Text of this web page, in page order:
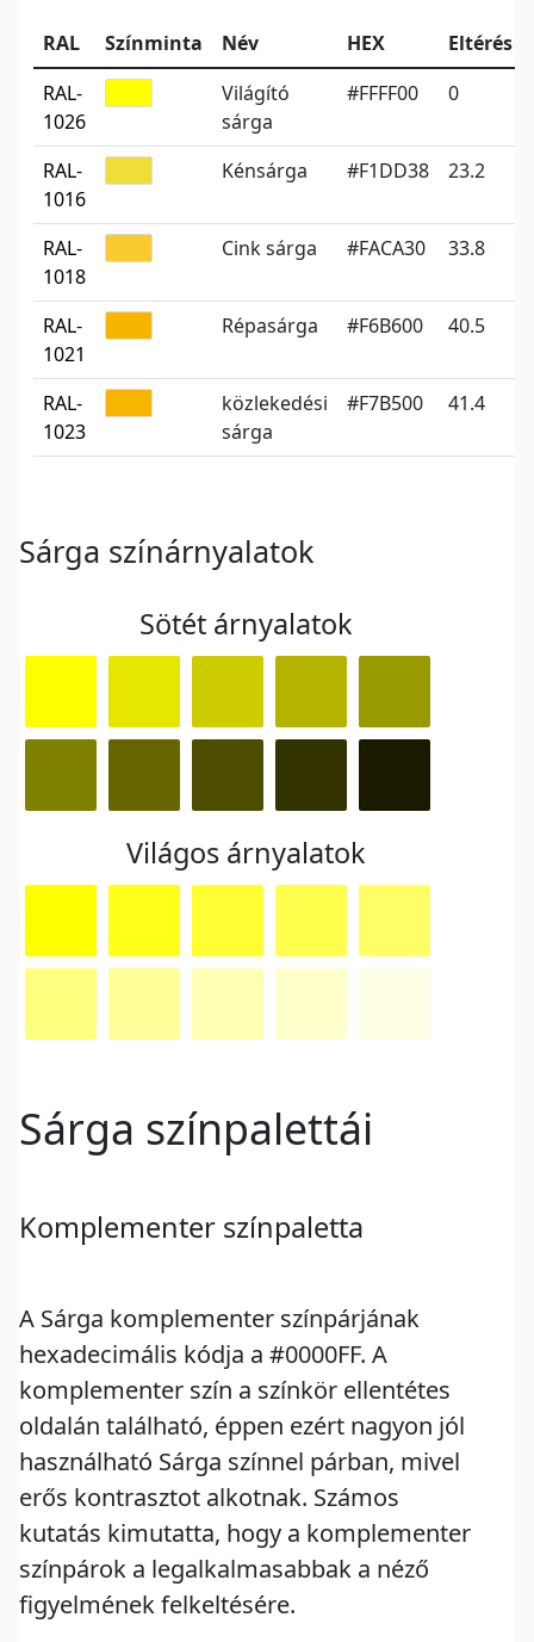
RAL Színminta Név HEX
Eltérés
RAL-
1026
Világító
sárga
#FFFF00 0
RAL-
1016
Kénsárga #F1DD38 23.2
RAL-
1018
Cink sárga #FACA30 33.8
RAL-
1021
Répasárga #F6B600 40.5
RAL-
1023
közlekedési
sárga
#F7B500 41.4
Sárga színárnyalatok
Sötét árnyalatok
Világos árnyalatok
Sárga színpalettái
Komplementer színpaletta
A Sárga komplementer színpárjának
hexadecimális kódja a #0000FF. A
komplementer szín a színkör ellentétes
oldalán található, éppen ezért nagyon jól
használható Sárga színnel párban, mivel
erős kontrasztot alkotnak. Számos
kutatás kimutatta, hogy a komplementer
színpárok a legalkalmasabbak a néző
figyelmének felkeltésére.